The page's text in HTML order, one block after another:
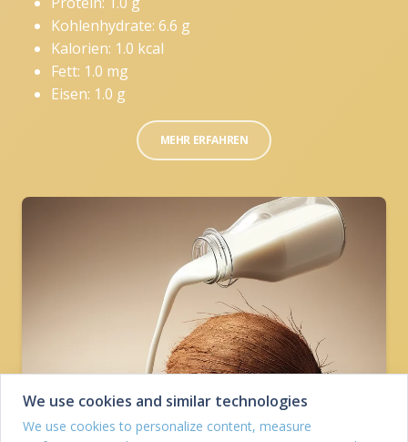
Kohlenhydrate: 6.6 g
Kalorien: 1.0 kcal
Fett: 1.0 mg
Eisen: 1.0 g
MEHR ERFAHREN
We use cookies and similar technologies
We use cookies to personalize content, measure